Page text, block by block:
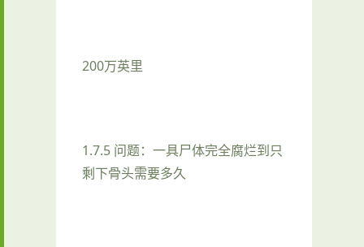
200万英里
1.7.5 问题：一具尸体完全腐烂到只
剩下骨头需要多久